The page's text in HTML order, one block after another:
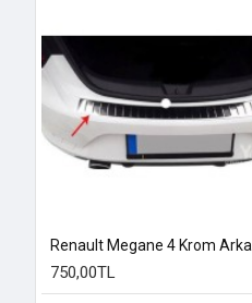
750,00TL